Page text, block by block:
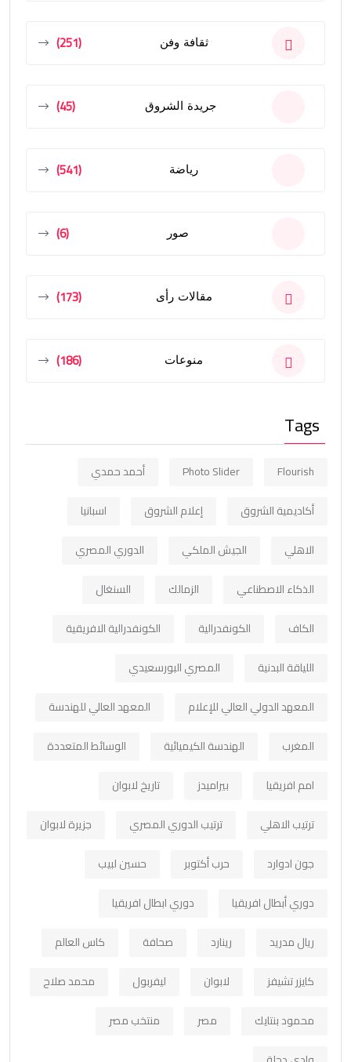
ثقافة وفن (251)
جريدة الشروق (45)
رياضة (541)
صور (6)
مقالات رأى (173)
منوعات (186)
Tags
Flourish
Photo Slider
أحمد حمدي
أكاديمية الشروق
إعلام الشروق
اسبانيا
الاهلي
الجيش الملكي
الدوري المصري
الذكاء الاصطناعي
الزمالك
السنغال
الكاف
الكونفدرالية
الكونفدرالية الافريقية
اللياقة البدنية
المصري البورسعيدي
المعهد الدولي العالي للإعلام
المعهد العالي للهندسة
المغرب
الهندسة الكيميائية
الوسائط المتعددة
امم افريقيا
بيراميدز
تاريخ لابوان
ترتيب الاهلي
ترتيب الدوري المصري
جزيرة لابوان
جون ادوارد
حرب أكتوبر
حسين لبيب
دوري أبطال افريقيا
دوري ابطال افريقيا
ريال مدريد
رينارد صحافة
كاس العالم
كايزر تشيفز
لابوان ليفربول
محمد صلاح
محمود بنتايك
مصر
منتخب مصر